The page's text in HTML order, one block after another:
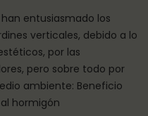
entusiasmado los
verticales, debido a lo
por las
pero sobre todo por
ambiente: Beneficio
hormigón